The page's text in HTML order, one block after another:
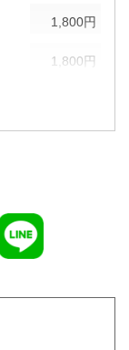
1,800円
1,800円
1,800円